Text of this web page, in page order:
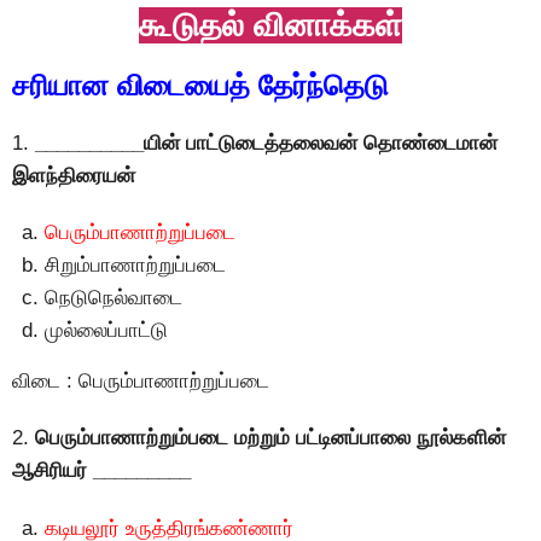
கூடுதல் வினாக்கள்
சரியான விடையைத் தேர்ந்தெடு
1.
__________யின் பாட்டுடைத்தலைவன் தொண்டைமான்
இளந்திரையன்
பெரும்பாணாற்றுப்படை
சிறும்பாணாற்றுப்படை
நெடுநெல்வாடை
முல்லைப்பாட்டு
விடை : பெரும்பாணாற்றுப்படை
2. பெரும்பாணாற்றும்படை மற்றும் பட்டினப்பாலை நூல்களின்
ஆசிரியர் _________
கடியலூர் உருத்திரங்கண்ணார்